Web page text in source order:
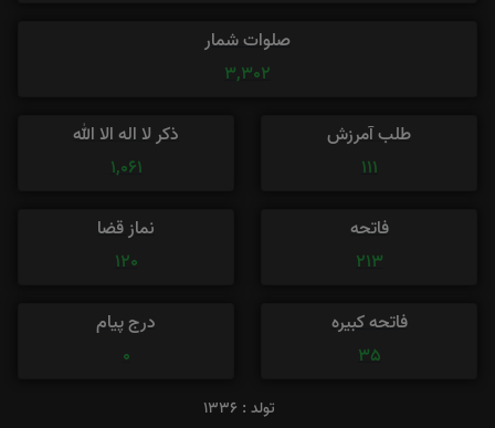
صلوات شمار
3,302
طلب آمرزش
111
ذکر لا اله الا الله
1,061
فاتحه
213
نماز قضا
120
فاتحه کبیره
35
درج پیام
0
تولد : 1336